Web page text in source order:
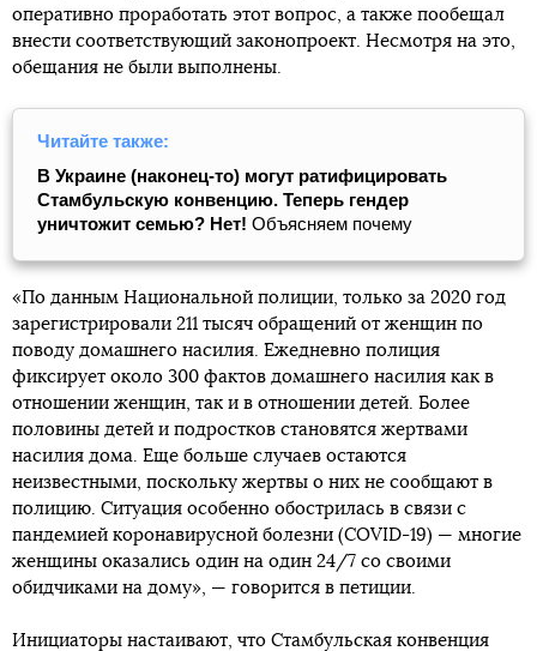
оперативно проработать этот вопрос, а также пообещал
внести соответствующий законопроект. Несмотря на это,
обещания не были выполнены.
Читайте также:
В Украине (наконец-то) могут ратифицировать
Стамбульскую конвенцию. Теперь гендер
уничтожит семью? Нет! Объясняем почему
«По данным Национальной полиции, только за 2020 год
зарегистрировали 211 тысяч обращений от женщин по
поводу домашнего насилия. Ежедневно полиция
фиксирует около 300 фактов домашнего насилия как в
отношении женщин, так и в отношении детей. Более
половины детей и подростков становятся жертвами
насилия дома. Еще больше случаев остаются
неизвестными, поскольку жертвы о них не сообщают в
полицию. Ситуация особенно обострилась в связи с
пандемией коронавирусной болезни (COVID-19) — многие
женщины оказались один на один 24/7 со своими
обидчиками на дому», — говорится в петиции.
Инициаторы настаивают, что Стамбульская конвенция